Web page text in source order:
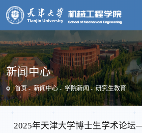
新闻中心
首页 新闻中心 学院新闻 研究生教育
2025年天津大学博士生学术论